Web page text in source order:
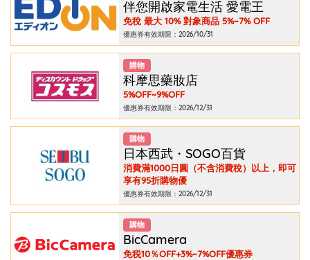
伴您開啟家電生活 愛電王
免稅 最大 10% 對象商品 5%~7% OFF
優惠券有效期限：2026/10/31
購物
科摩思藥妝店
5%OFF~9%OFF
優惠券有效期限：2026/12/31
購物
日本西武・SOGO百貨
消費滿1000日圓（不含消費稅）以上，即可
享有95折購物優
優惠券有效期限：2026/12/31
購物
BicCamera
免税10％OFF+3%~7%OFF優惠券